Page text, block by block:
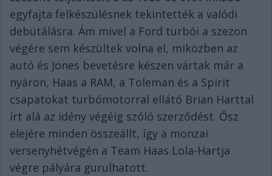
egyfajta felkészülésnek tekintették a valódi
debütálásra. Ám mivel a Ford turbói a szezon
végére sem készültek volna el, miközben az
autó és Jones bevetésre készen vártak már a
nyáron, Haas a RAM, a Toleman és a Spirit
csapatokat turbómotorral ellátó Brian Harttal
írt alá az idény végéig szóló szerződést. Ősz
elejére minden összeállt, így a monzai
versenyhétvégén a Team Haas Lola-Hartja
végre pályára gurulhatott.